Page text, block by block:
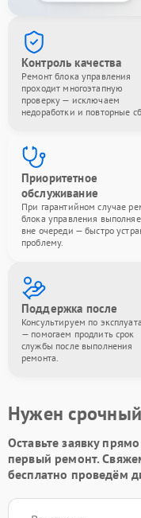
Контроль качества
Ремонт блока управления
проходит многоэтапную
проверку — исключаем
недоработки и повторные
Приоритетное
обслуживание
При гарантийном случае
блока управления
вне очереди — быстро
проблему.
Поддержка после
Консультируем по
— помогаем продлить срок
службы после выполнения
ремонта.
Нужен
Оставьте заявкупрямо
первый ремонт.
бесплатно проведём